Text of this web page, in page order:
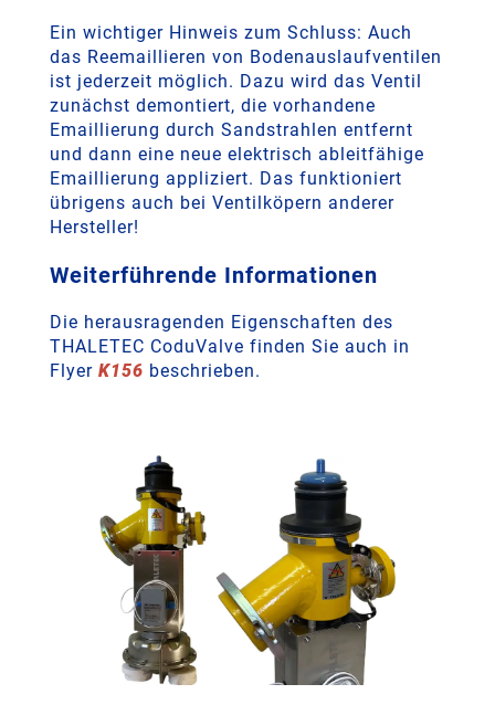
Ein wichtiger Hinweis zum Schluss: Auch
das Reemaillieren von Bodenauslaufventilen
ist jederzeit möglich. Dazu wird das Ventil
zunächst demontiert, die vorhandene
Emaillierung durch Sandstrahlen entfernt
und dann eine neue elektrisch ableitfähige
Emaillierung appliziert. Das funktioniert
übrigens auch bei Ventilköpern anderer
Hersteller!
Weiterführende Informationen
Die herausragenden Eigenschaften des
THALETEC CoduValve finden Sie auch in
Flyer K156 beschrieben.